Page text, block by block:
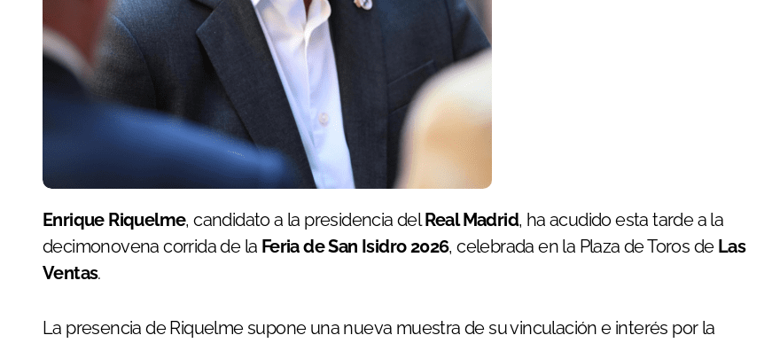
Enrique Riquelme, candidato a la presidencia delReal Madrid, ha acudido esta tarde a la
decimonovena corrida de la Feria de San Isidro 2026, celebrada en la Plaza de Toros de Las
Ventas.
La presencia de Riquelme supone una nueva muestra de su vinculación e interés por la